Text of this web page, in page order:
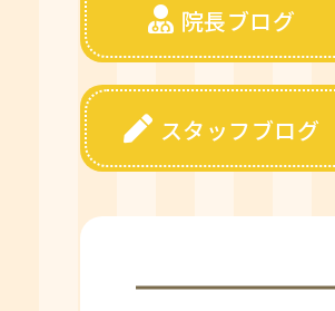
院長ブログ
スタッフブログ